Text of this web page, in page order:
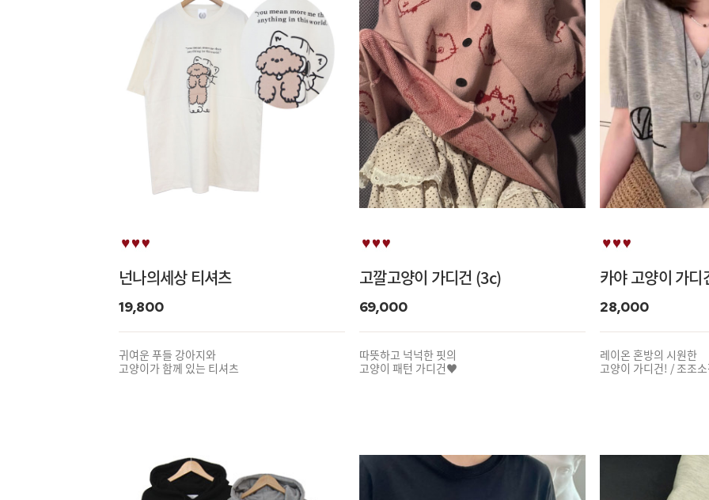
넌나의세상 티셔츠
19,800
귀여운 푸들 강아지와
고양이가 함께 있는 티셔츠
고깔고양이 가디건 (3c)
69,000
따뜻하고 넉넉한 핏의
고양이 패턴 가디건♥
카야 고양이 가
28,000
레이온 혼방의 시원한
고양이 가디건! / 조조